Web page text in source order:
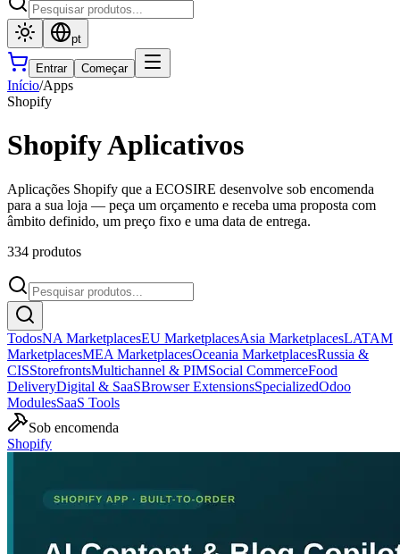
pt
Entrar Começar
Início/Apps
Shopify
Shopify Aplicativos
Aplicações Shopify que a ECOSIRE desenvolve sob encomenda
para a sua loja — peça um orçamento e receba uma proposta com
âmbito definido, um preço fixo e uma data de entrega.
334 produtos
TodosNA MarketplacesEU MarketplacesAsia MarketplacesLATAM
MarketplacesMEA MarketplacesOceania MarketplacesRussia &
CISStorefrontsMultichannel & PIMSocial CommerceFood
DeliveryDigital & SaaSBrowser ExtensionsSpecializedOdoo
ModulesSaaS Tools
Sob encomenda
Shopify